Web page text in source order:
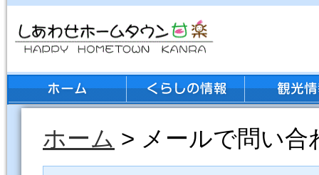
ホーム > メールで問い合